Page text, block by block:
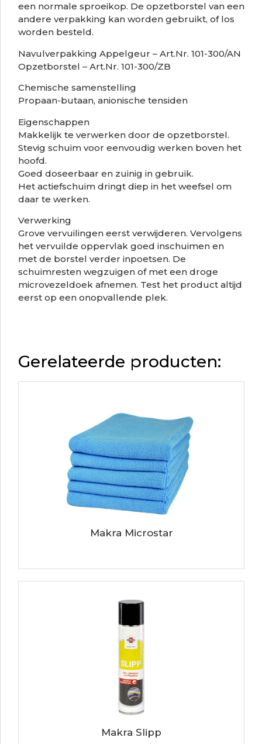
een normale sproeikop. De opzetborstel van een
andere verpakking kan worden gebruikt, of los
worden besteld.
Navulverpakking Appelgeur – Art.Nr. 101-300/AN
Opzetborstel – Art.Nr. 101-300/ZB
Chemische samenstelling
Propaan-butaan, anionische tensiden
Eigenschappen
Makkelijk te verwerken door de opzetborstel.
Stevig schuim voor eenvoudig werken boven het
hoofd.
Goed doseerbaar en zuinig in gebruik.
Het actiefschuim dringt diep in het weefsel om
daar te werken.
Verwerking
Grove vervuilingen eerst verwijderen. Vervolgens
het vervuilde oppervlak goed inschuimen en
met de borstel verder inpoetsen. De
schuimresten wegzuigen of met een droge
microvezeldoek afnemen. Test het product altijd
eerst op een onopvallende plek.
Gerelateerde producten:
Makra Microstar
Makra Slipp